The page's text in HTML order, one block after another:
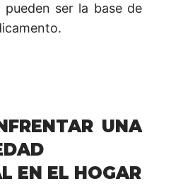
pueden ser la base de
UNA
EN EL HOGAR